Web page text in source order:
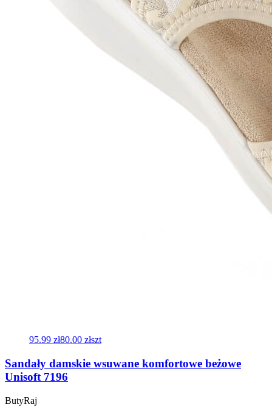
95.99 zł80.00 złszt
Sandały damskie wsuwane komfortowe beżowe
Unisoft 7196
ButyRaj